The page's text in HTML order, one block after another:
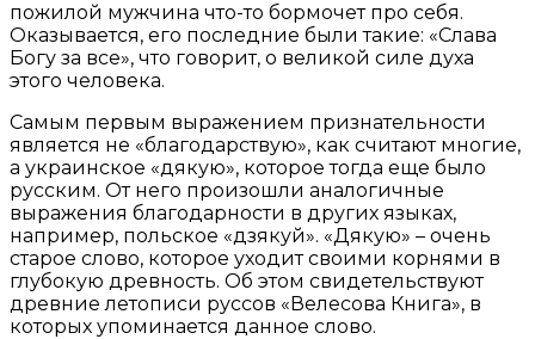
пожилой мужчина что-то бормочет про себя.
Оказывается, его последние были такие: «Слава
Богу за все», что говорит, о великой силе духа
этого человека.
Самым первым выражением признательности
является не «благодарствую», как считают многие,
а украинское «дякую», которое тогда еще было
русским. От него произошли аналогичные
выражения благодарности в других языках,
например, польское «дзякуй». «Дякую» – очень
старое слово, которое уходит своими корнями в
глубокую древность. Об этом свидетельствуют
древние летописи руссов «Велесова Книга», в
которых упоминается данное слово.